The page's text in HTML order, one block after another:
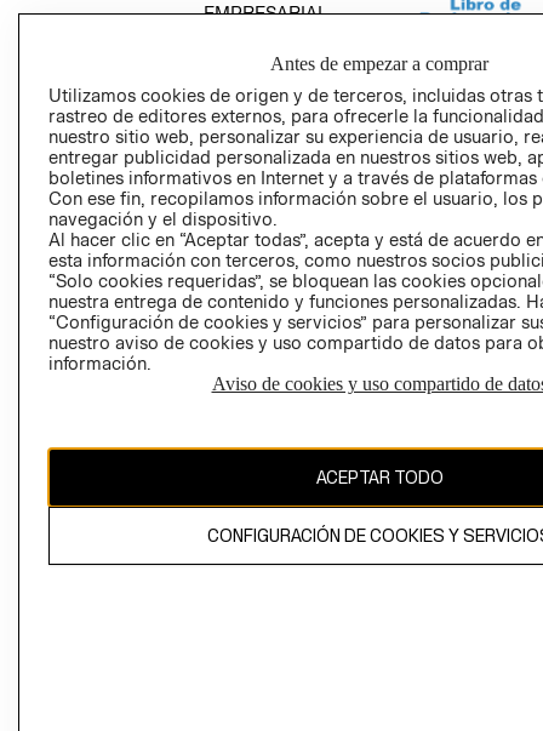
EMPRESARIAL
AVISO DE
PRIVACIDAD
GIFT CARD
El contenido de esta página web está protegido por copyright y es
Antes de empezar a comprar
Utilizamos cookies de origen y de terceros, incluidas otras
rastreo de editores externos, para ofrecerle la
nuestro sitio web, personalizar su experiencia de usuario,
entregar publicidad personalizada en nuestros sitios web,
boletines informativos en Internet y a través de plataformas
Con ese fin, recopilamos información sobre el usuario, los
navegación y el dispositivo.
Al hacer clic en “Aceptar todas”, acepta y está de acuerdo
esta información con terceros, como nuestros socios
“Solo cookies requeridas”, se bloquean las cookies
nuestra entrega de contenido y funciones personalizadas.
“Configuración de cookies y servicios” para personalizar
nuestro aviso de cookies y uso compartido de datos para
información.
Aviso de cookies y uso compartido de
ACEPTAR TODO
CONFIGURACIÓN DE COOKIES Y